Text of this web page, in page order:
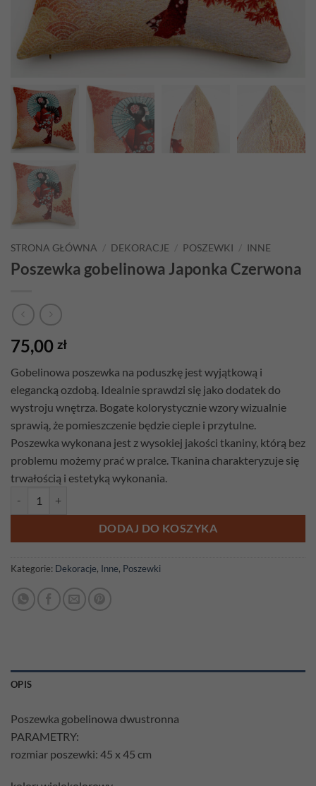
STRONA GŁÓWNA / DEKORACJE / POSZEWKI / INNE
Poszewka gobelinowa Japonka Czerwona
75,00 zł
Gobelinowa poszewka na poduszkę jest wyjątkową i
elegancką ozdobą. Idealnie sprawdzi się jako dodatek do
wystroju wnętrza. Bogate kolorystycznie wzory wizualnie
sprawią, że pomieszczenie będzie cieple i przytulne.
Poszewka wykonana jest z wysokiej jakości tkaniny, którą bez
problemu możemy prać w pralce. Tkanina charakteryzuje się
trwałością i estetyką wykonania.
DODAJ DO KOSZYKA
Kategorie: Dekoracje, Inne, Poszewki
OPIS
Poszewka gobelinowa dwustronna
PARAMETRY:
rozmiar poszewki: 45 x 45 cm